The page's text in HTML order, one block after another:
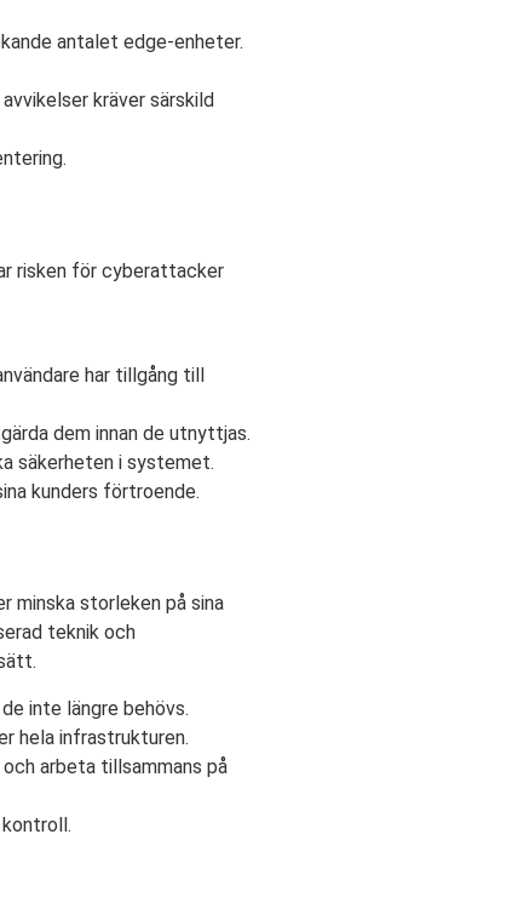
antalet edge-enheter.
kräver särskild
risken för cyberattacker
har tillgång till
dem innan de utnyttjas.
säkerheten i systemet.
kunders förtroende.
minska storleken på sina
teknik och
inte längre behövs.
hela infrastrukturen.
arbeta tillsammans på